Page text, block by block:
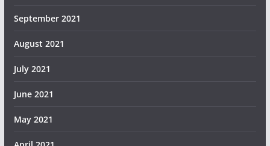
September 2021
August 2021
July 2021
June 2021
May 2021